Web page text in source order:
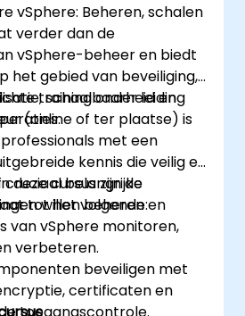
vSphere: Beheren, schalen
verder dan de
vSphere-beheer en biedt
het gebied van beveiliging,
schaalbaarheid en
training onder leiding
(online of ter plaatse) is
met een
kennis die veilig en
belangrijke
willen beheren en
deze cursus zijn de
tot het volgende:
van vSphere monitoren,
verbeteren.
beveiligen met
certificaten en
toegangscontrole.